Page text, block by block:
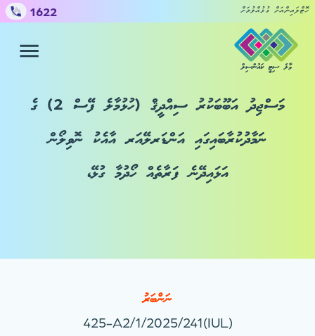
ހޮޓްލައިންއަށް ގުޅުއްވުމަށް 1622
މާލެ ސިޓީ ކައުންސިލް
ކައުންސިލް
މަސްޖިދު އަބޫބަކުރު ސިއްދީޤް (ހުޅުމާލެ ފޭސް 2) ގެ
ނަމާދުކުރާބައިގައި އަންޑަރލޭއަރ އާއެކު ނޮވިލޯން
އަޅައިދޭނެ ފަރާތެއް ހޯދުމާ ގުޅޭ،
ނަންބަރު
(IUL)425-A2/1/2025/241